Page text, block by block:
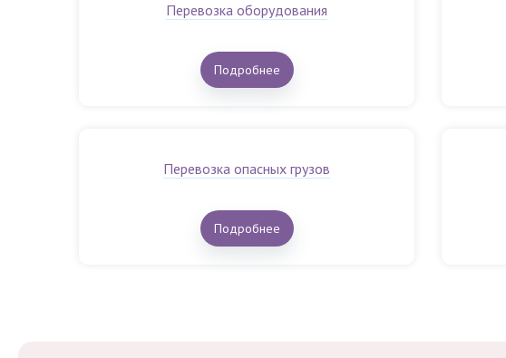
Перевозка оборудования
Подробнее
Перевозка опасных грузов
Подробнее